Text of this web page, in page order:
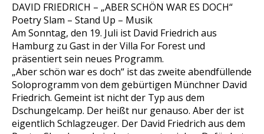
DAVID FRIEDRICH – „ABER SCHÖN WAR ES DOCH“
Poetry Slam – Stand Up – Musik
Am Sonntag, den 19. Juli ist David Friedrich aus
Hamburg zu Gast in der Villa For Forest und
präsentiert sein neues Programm.
„Aber schön war es doch“ ist das zweite abendfüllende
Soloprogramm von dem gebürtigen Münchner David
Friedrich. Gemeint ist nicht der Typ aus dem
Dschungelcamp. Der heißt nur genauso. Aber der ist
eigentlich Schlagzeuger. Der David Friedrich aus dem